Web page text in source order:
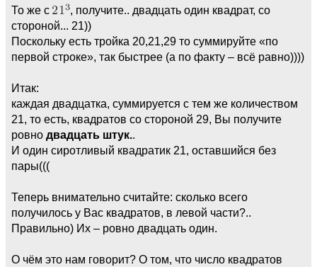
То же с
, получите.. двадцать один квадрат, со
стороной... 21))
Поскольку есть тройка 20,21,29 то суммируйте «по
первой строке», так быстрее (а по факту – всё равно))))
Итак:
каждая двадцатка, суммируется с тем же количеством
21, то есть, квадратов со стороной 29, Вы получите
ровно двадцать штук..
И один сиротливый квадратик 21, оставшийся без
пары(((
Теперь внимательно считайте: сколько всего
получилось у Вас квадратов, в левой части?..
Правильно) Их – ровно двадцать один.
О чём это нам говорит? О том, что число квадратов